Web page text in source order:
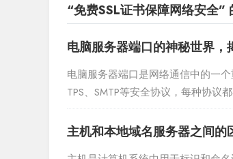
“免费SSL证书保障网络安全”
电脑服务器端口的神秘世界，
电脑服务器端口是网络通信中的一
TPS、SMTP等安全协议，每种协议
性起着关键作用。服务器端口的存
主机和本地域名服务器之间的